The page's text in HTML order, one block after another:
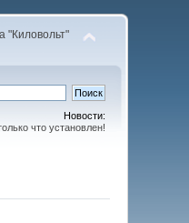
"Киловольт"
Новости:
что установлен!